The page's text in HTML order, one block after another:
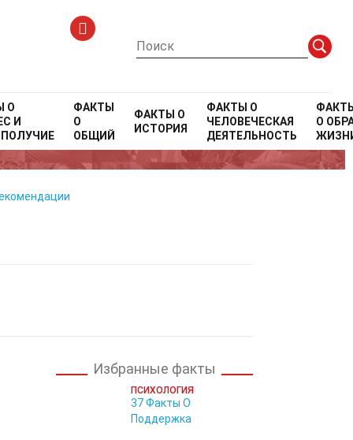
О
И
ФАКТЫ
О
ОБЩИЙ
ФАКТЫ О
ИСТОРИЯ
ФАКТЫ О
ЧЕЛОВЕЧЕСКАЯ
ДЕЯТЕЛЬНОСТЬ
О
Избранные факты
ПСИХОЛОГИЯ
37 Факты О
Поддержка